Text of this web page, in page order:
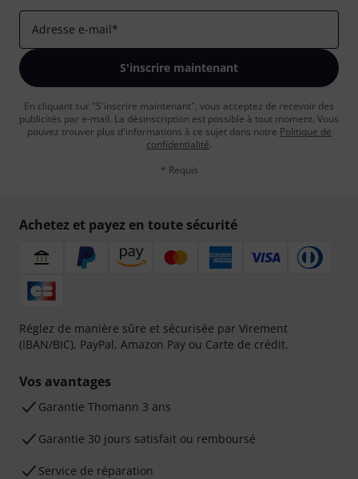
Adresse e-mail*
S'inscrire maintenant
En cliquant sur "S'inscrire maintenant", vous acceptez de recevoir des
publicités par e-mail. La désinscription est possible à tout moment. Vous
pouvez trouver plus d'informations à ce sujet dans notre Politique de
confidentialité.
* Requis
Achetez et payez en toute sécurité
Réglez de manière sûre et sécurisée par Virement
(IBAN/BIC), PayPal, Amazon Pay ou Carte de crédit.
Vos avantages
Ga­ran­tie Thomann 3 ans
Garantie 30 jours satisfait ou remboursé
Service de réparation